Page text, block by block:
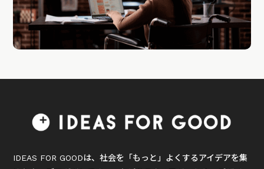
IDEAS FOR GOODは、社会を「もっと」よくするアイデアを集